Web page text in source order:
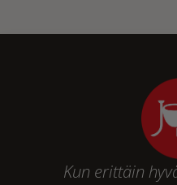
Kun erittäin